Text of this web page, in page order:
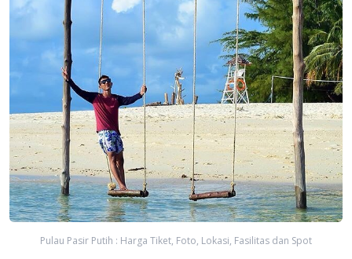
Pulau Pasir Putih : Harga Tiket, Foto, Lokasi, Fasilitas dan Spot